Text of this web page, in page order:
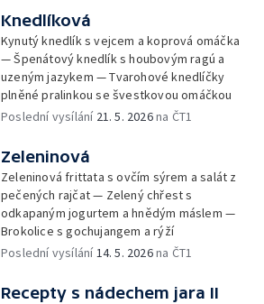
Knedlíková
Kynutý knedlík s vejcem a koprová omáčka
— Špenátový knedlík s houbovým ragú a
uzeným jazykem — Tvarohové knedlíčky
plněné pralinkou se švestkovou omáčkou
Poslední vysílání 21. 5. 2026na ČT1
Zeleninová
Zeleninová frittata s ovčím sýrem a salát z
pečených rajčat — Zelený chřest s
odkapaným jogurtem a hnědým máslem —
Brokolice s gochujangem a rýží
Poslední vysílání14. 5. 2026na ČT1
Recepty s nádechem jara II